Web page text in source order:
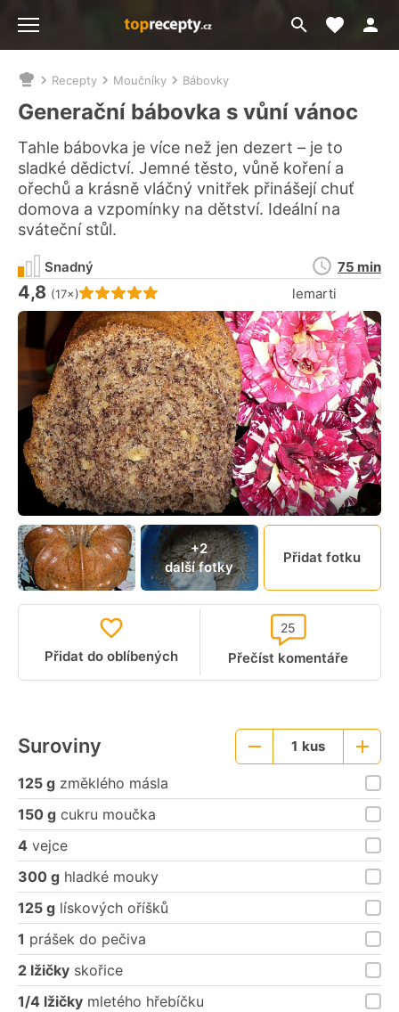
Přejít
na
Moje
Nacházíte
se
zde:
Recepty Moučníky Bábovky
Generační bábovka s vůní vánoc
Tahle bábovka je více než jen dezert – je to
sladké dědictví. Jemné těsto, vůně koření a
ořechů a krásně vláčný vnitřek přinášejí chuť
domova a vzpomínky na dětství. Ideální na
sváteční stůl.
Hodnocení receptu je
4,8 (17×) lemarti
Snadný
Doba
75 min
+2
další fotky
Přidat fotku
Přidat do oblíbených Přečíst komentáře
25
Suroviny 1 kus
Větší
porce
125 g změklého másla
150 g cukru moučka
4 vejce
300 g hladké mouky
125 g lískových oříšků
1 prášek do pečiva
2 lžičky skořice
1/4 lžičky mletého hřebíčku